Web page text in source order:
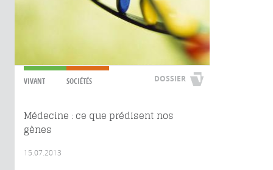
VIVANT SOCIÉTÉS DOSSIER
Médecine : ce que prédisent nos
gènes
15.07.2013